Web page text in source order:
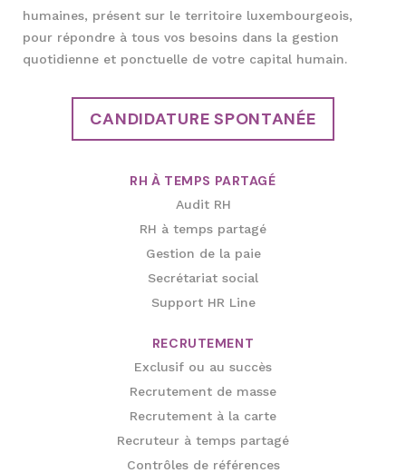
pour répondre à tous vos besoins dans la gestion
quotidienne et ponctuelle de votre capital humain.
CANDIDATURE SPONTANÉE
Audit RH
RH à temps partagé
Gestion de la paie
Secrétariat social
Support HR Line
Exclusif ou au succès
Recrutement de masse
Recrutement à la carte
Recruteur à temps partagé
Contrôles de références